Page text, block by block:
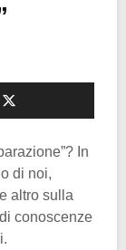
In
di noi,
altro sulla
conoscenze